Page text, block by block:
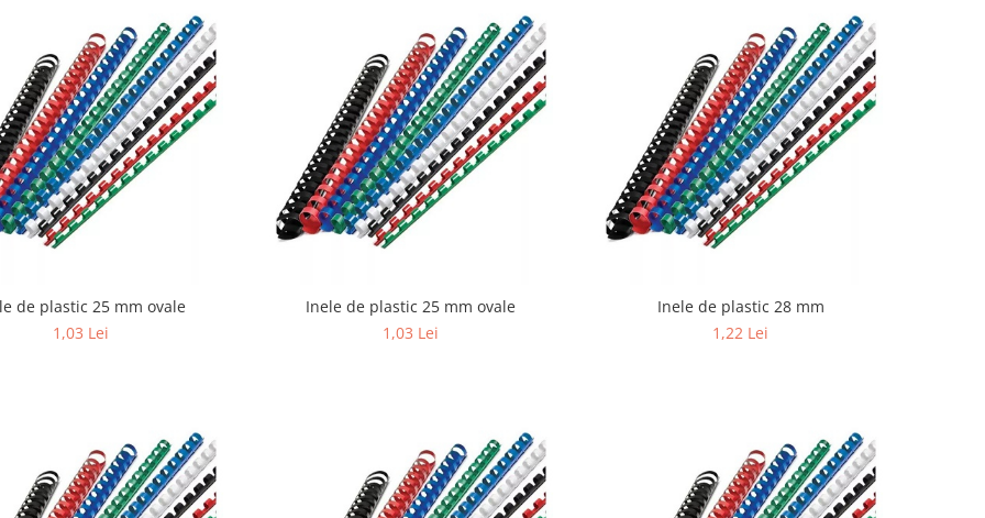
de plastic 25 mm ovale
1,03 Lei
Inele de plastic 25 mm ovale
1,03 Lei
Inele de plastic 28 mm
1,22 Lei